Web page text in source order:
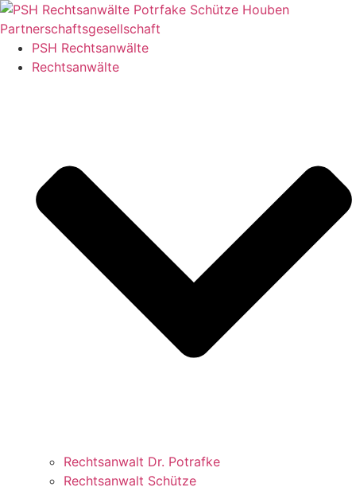
Zum
Inhalt
springenPSH Rechtsanwälte
Rechtsanwälte
Rechtsanwalt Dr. Potrafke
Rechtsanwalt Schütze